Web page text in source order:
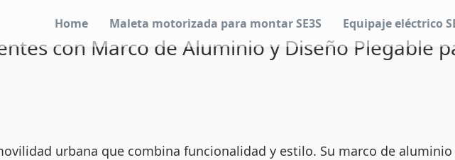
Home Maleta motorizada para montar SE3S Equipaje eléctrico
con Marco de Aluminio y Diseño Plegable
urbana que combina funcionalidad y estilo. Su marco de